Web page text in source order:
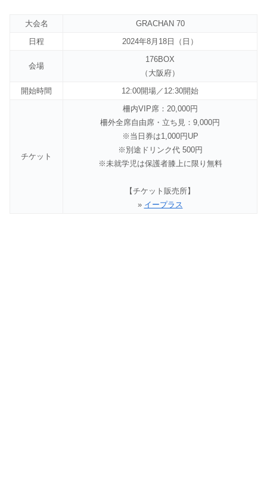
大会名
GRACHAN 70
日程
2024年8月18日（日）
会場
176BOX
（大阪府）
開始時間
12:00開場／12:30開始
チケット
柵内VIP席：20,000円
柵外全席自由席・立ち見：9,000円
※当日券は1,000円UP
※別途ドリンク代 500円
※未就学児は保護者膝上に限り無料
【チケット販売所】
» イープラス